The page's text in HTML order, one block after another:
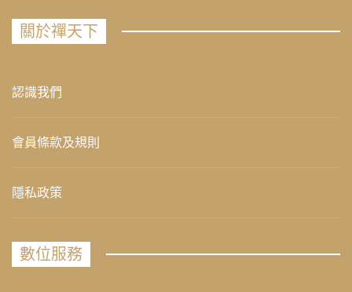
關於禪天下
認識我們
會員條款及規則
隱私政策
數位服務